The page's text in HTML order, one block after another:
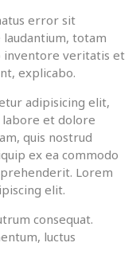
error sit
totam
inventore veritatis et
explicabo.
adipisicing elit,
et dolore
quis nostrud
ex ea commodo
Lorem
elit.
consequat.
luctus